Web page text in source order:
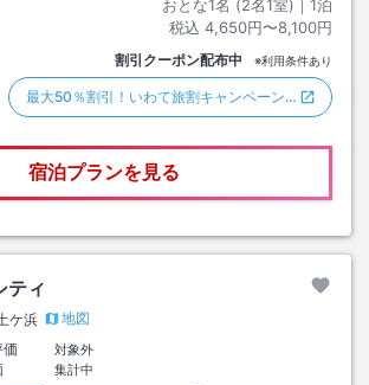
おとな1名 (2名1室)｜ 1泊
税込 4,650円〜8,100円
割引クーポン配布中 ※利用条件あり
最大50％割引！いわて旅割キャンペーン…
宿泊プランを見る
ティ
ケ浜
地図
対象外
集計中